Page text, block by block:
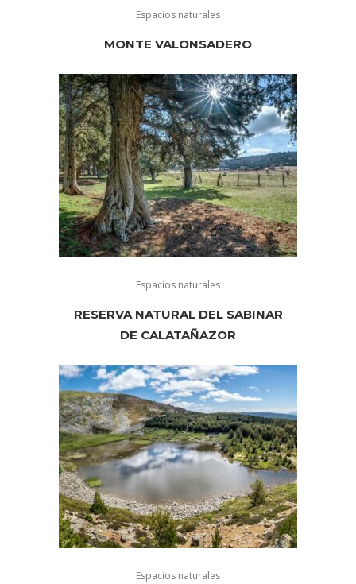
Espacios naturales
MONTE VALONSADERO
Espacios naturales
RESERVA NATURAL DEL SABINAR
DE CALATAÑAZOR
Espacios naturales